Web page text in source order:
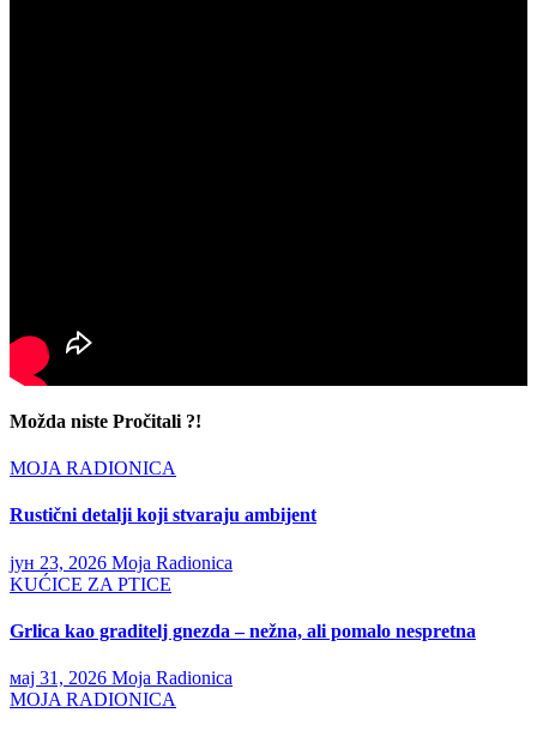
Možda niste Pročitali ?!
MOJA RADIONICA
Rustični detalji koji stvaraju ambijent
јун 23, 2026 Moja Radionica
KUĆICE ZA PTICE
Grlica kao graditelj gnezda – nežna, ali pomalo nespretna
мај 31, 2026 Moja Radionica
MOJA RADIONICA